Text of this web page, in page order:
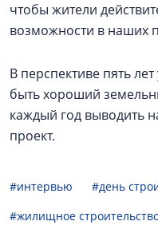
чтобы жители
возможности в наших
В перспективе пять
быть хороший
каждый год выводить
проект.
#интервью
#день
#жилищное